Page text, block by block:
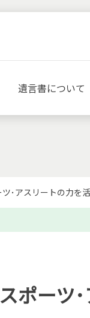
遺言書について
ツ･アスリートの力を
スポー